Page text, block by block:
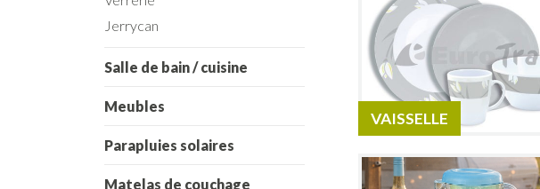
VAISSELLE
Jerrycan
Salle de bain / cuisine
Meubles
Parapluies solaires
Matelas de couchage